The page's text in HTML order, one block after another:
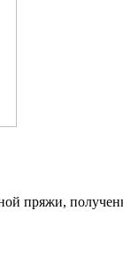
пряжи,